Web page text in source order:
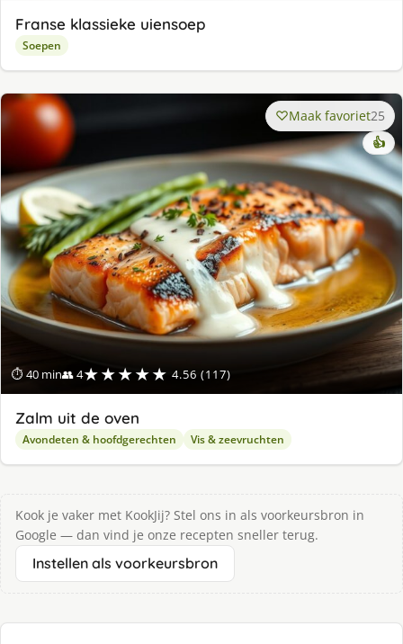
Franse klassieke uiensoep
Soepen
⏱ 40 min👥 4★★★★★ 4.56 (117)
Maak favoriet25
👍
Zalm uit de oven
Avondeten & hoofdgerechten Vis & zeevruchten
Kook je vaker met KookJij? Stel ons in als voorkeursbron in
Google — dan vind je onze recepten sneller terug.
Instellen als voorkeursbron